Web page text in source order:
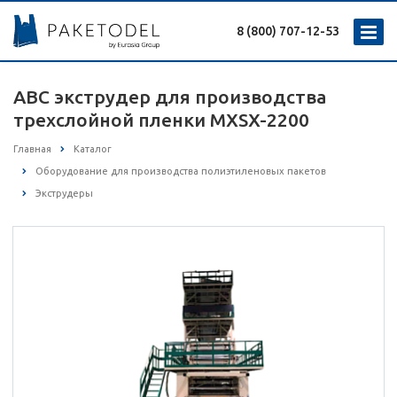
8 (800) 707-12-53
ABC экструдер для производства
трехслойной пленки MXSX-2200
Главная Каталог
Оборудование для производства полиэтиленовых пакетов
Экструдеры